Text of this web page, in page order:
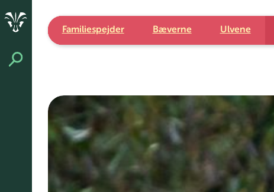
til
indhold
Familiespejder Bæverne Ulvene